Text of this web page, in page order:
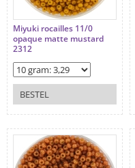
Miyuki rocailles 11/0
opaque matte mustard
2312
BESTEL